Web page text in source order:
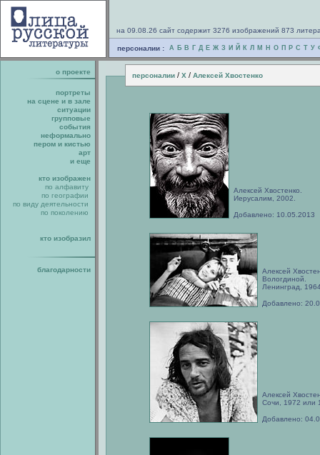
на 09.08.26 сайт содержит 3276 изображений 873
персоналии : А Б В Г Д Е Ж З И Й К Л М Н О П Р С Т У
о проекте персоналии / Х / Алексей Хвостенко
портреты
на сцене и в зале
ситуации
групповые
события
неформально
пером и кистью
арт
и еще
кто изображен
по алфавиту
по географии
по виду деятельности
по поколению
кто изобразил
благодарности
Алексей Хвостенко.
Иерусалим, 2002.
Добавлено: 10.05.2013
Алексей
Вологдиной.
Ленинград,
Добавлено:
Алексей
Сочи, 1972 или
Добавлено: